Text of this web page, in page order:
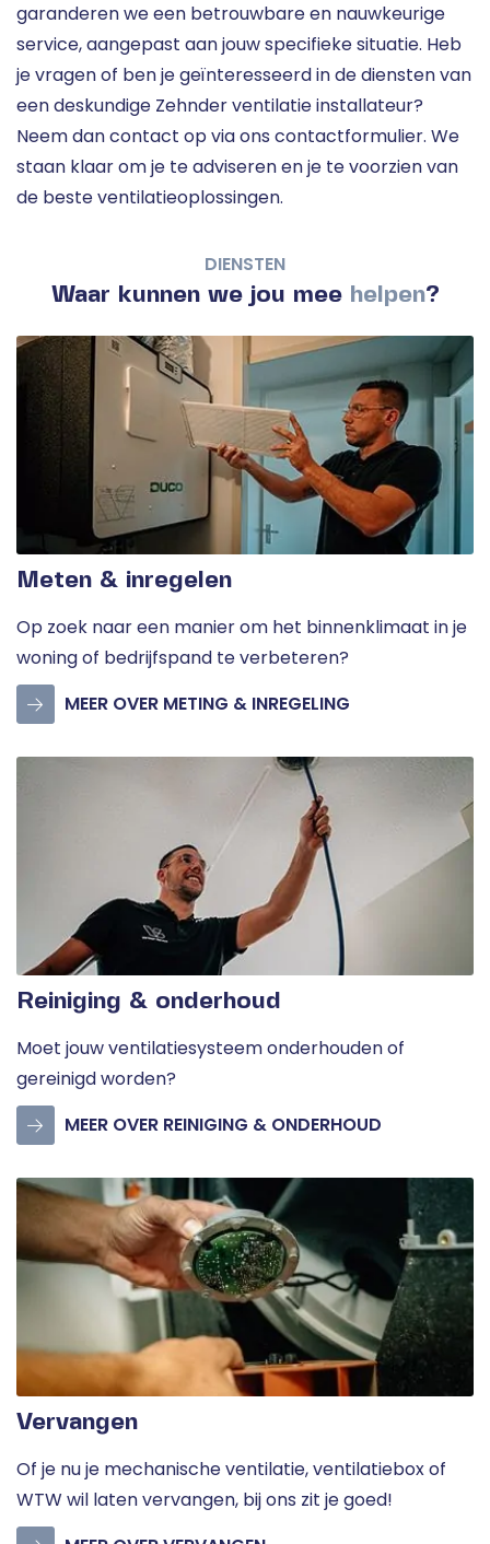
garanderen we een betrouwbare en nauwkeurige
service, aangepast aan jouw specifieke situatie. Heb
je vragen of ben je geïnteresseerd in de diensten van
een deskundige Zehnder ventilatie installateur?
Neem dan contact op via ons contactformulier. We
staan klaar om je te adviseren en je te voorzien van
de beste ventilatieoplossingen.
DIENSTEN
Waar kunnen we jou mee helpen?
Meten & inregelen
Op zoek naar een manier om het binnenklimaat in je
woning of bedrijfspand te verbeteren?
MEER OVER METING & INREGELING
Reiniging & onderhoud
Moet jouw ventilatiesysteem onderhouden of
gereinigd worden?
MEER OVER REINIGING & ONDERHOUD
Vervangen
Of je nu je mechanische ventilatie, ventilatiebox of
WTW wil laten vervangen, bij ons zit je goed!